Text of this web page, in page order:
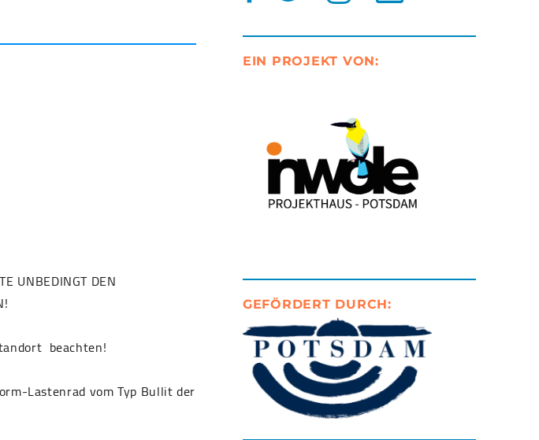
UNBEDINGT DEN
beachten!
Lastenrad vom Typ Bullit der
EIN PROJEKT VON:
GEFÖRDERT DURCH: